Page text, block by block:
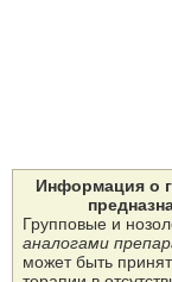
Информация о
Групповые и
аналогами
может быть